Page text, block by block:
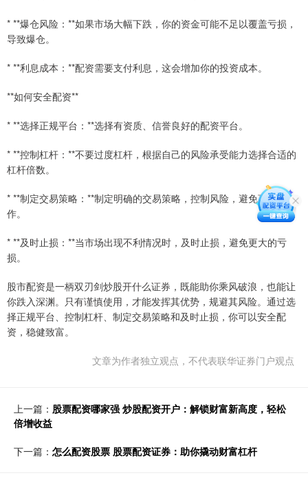
* **爆仓风险：**如果市场大幅下跌，你的资金可能不足以覆盖亏损，
导致爆仓。
* **利息成本：**配资需要支付利息，这会增加你的投资成本。
**如何安全配资**
* **选择正规平台：**选择有资质、信誉良好的配资平台。
* **控制杠杆：**不要过度杠杆，根据自己的风险承受能力选择合适的
杠杆倍数。
* **制定交易策略：**制定明确的交易策略，控制风险，避免盲目操
作。
* **及时止损：**当市场出现不利情况时，及时止损，避免更大的亏
损。
股市配资是一柄双刃剑炒股开什么证券，既能助你乘风破浪，也能让
你跌入深渊。只有谨慎使用，才能发挥其优势，规避其风险。通过选
择正规平台、控制杠杆、制定交易策略和及时止损，你可以安全配
资，稳健致富。
文章为作者独立观点，不代表联华证券门户观点
上一篇： 股票配资哪家强 炒股配资开户：解锁财富新高度，轻松
倍增收益
下一篇： 怎么配资股票 股票配资证券：助你撬动财富杠杆